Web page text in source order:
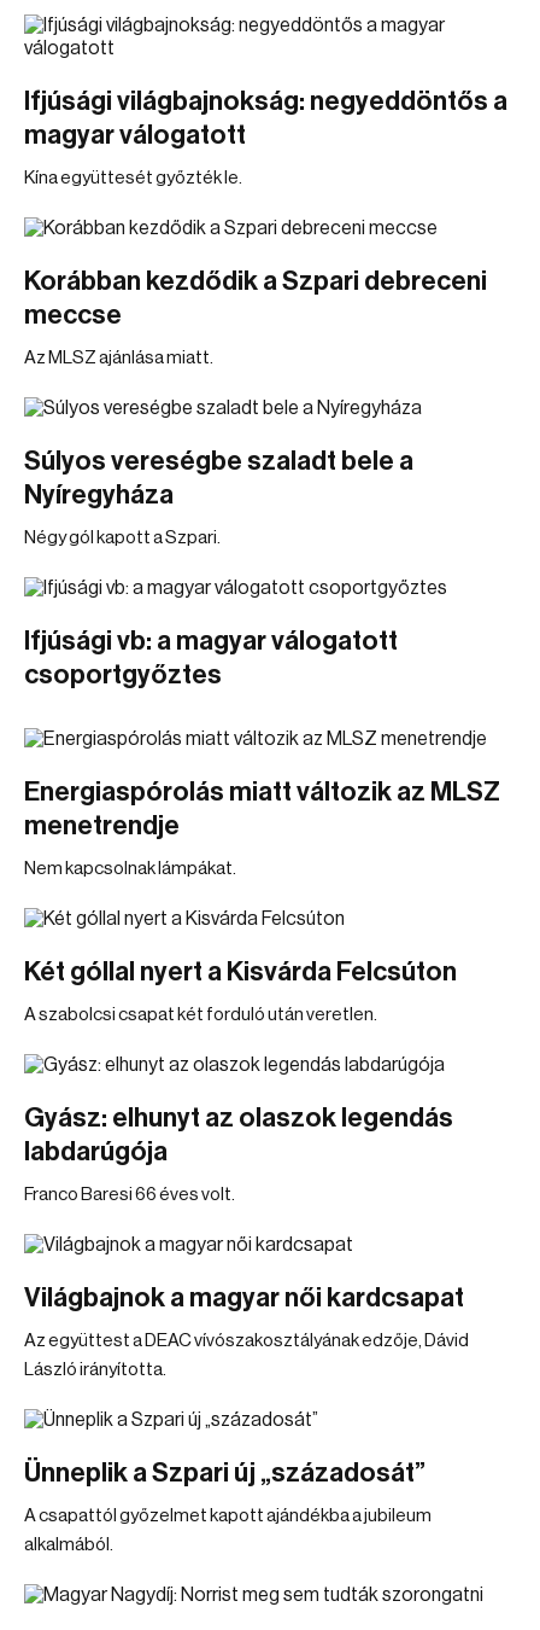
Ifjúsági világbajnokság: negyeddöntős a
magyar válogatott
Kína együttesét győzték le.
Korábban kezdődik a Szpari debreceni
meccse
Az MLSZ ajánlása miatt.
Súlyos vereségbe szaladt bele a
Nyíregyháza
Négy gól kapott a Szpari.
Ifjúsági vb: a magyar válogatott
csoportgyőztes
Energiaspórolás miatt változik az MLSZ
menetrendje
Nem kapcsolnak lámpákat.
Két góllal nyert a Kisvárda Felcsúton
A szabolcsi csapat két forduló után veretlen.
Gyász: elhunyt az olaszok legendás
labdarúgója
Franco Baresi 66 éves volt.
Világbajnok a magyar női kardcsapat
Az együttest a DEAC vívószakosztályának edzője, Dávid
László irányította.
Ünneplik a Szpari új „századosát”
A csapattól győzelmet kapott ajándékba a jubileum
alkalmából.